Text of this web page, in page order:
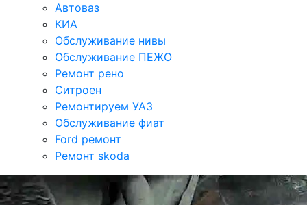
Автоваз
КИА
Обслуживание нивы
Обслуживание ПЕЖО
Ремонт рено
Ситроен
Ремонтируем УАЗ
Обслуживание фиат
Ford ремонт
Ремонт skoda